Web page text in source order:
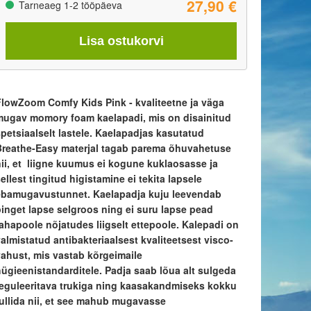
Tarneaeg 1-2 tööpäeva 27,90 €
Lisa ostukorvi
Comfy Kids Pink - kvaliteetne ja väga
momory foam kaelapadi, mis on disainitud
lastele. Kaelapadjas kasutatud
Easy materjal tagab parema õhuvahetuse
et liigne kuumus ei kogune kuklaosasse ja
tingitud higistamine ei tekita lapsele
Kaelapadja kuju leevendab
lapse selgroos ning ei suru lapse pead
nõjatudes liigselt ettepoole. Kalepadi on
antibakteriaalsest kvaliteetsest visco-
mis vastab kõrgeimaile
Padja saab lõua alt sulgeda
trukiga ning kaasakandmiseks kokku
nii, et see mahub mugavasse